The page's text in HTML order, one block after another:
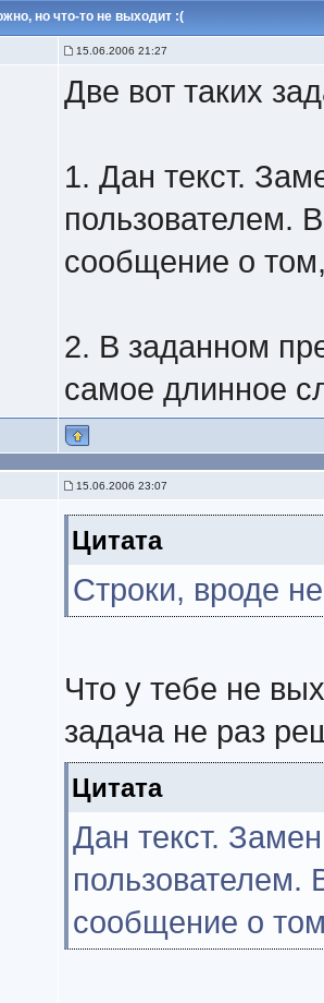
но что-то не выходит :(
15.06.2006 21:27
Две вот таких
1. Дан текст.
пользователем.
сообщение о
2. В заданном
самое длинное
15.06.2006 23:07
Цитата
Строки, вроде
Что у тебе не
задача не раз
Цитата
Дан текст.
пользователем.
сообщение о